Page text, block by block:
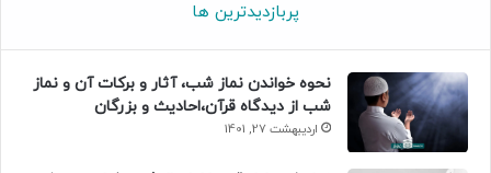
پربازدیدترین ها
نحوه خواندن نماز شب، آثار و برکات آن و نماز
شب از دیدگاه قرآن،احادیث و بزرگان
اردیبهشت 27, 1401